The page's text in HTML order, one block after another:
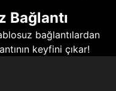
Bağlantı
bağlantılardan
keyfini çıkar!